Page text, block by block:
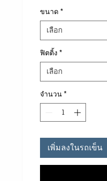
ขนาด *
เลือก
ฟิตติ้ง *
เลือก
จำนวน *
เพิ่มลงในรถเข็น